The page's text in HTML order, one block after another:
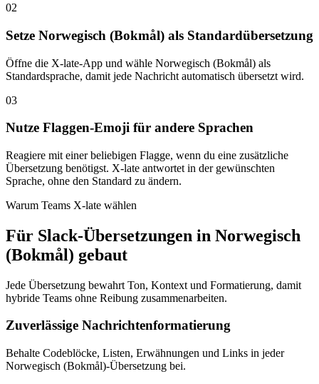
02
Setze Norwegisch (Bokmål) als Standardübersetzung
Öffne die X-late-App und wähle Norwegisch (Bokmål) als
Standardsprache, damit jede Nachricht automatisch übersetzt wird.
03
Nutze Flaggen-Emoji für andere Sprachen
Reagiere mit einer beliebigen Flagge, wenn du eine zusätzliche
Übersetzung benötigst. X-late antwortet in der gewünschten
Sprache, ohne den Standard zu ändern.
Warum Teams X-late wählen
Für Slack-Übersetzungen in Norwegisch
(Bokmål) gebaut
Jede Übersetzung bewahrt Ton, Kontext und Formatierung, damit
hybride Teams ohne Reibung zusammenarbeiten.
Zuverlässige Nachrichtenformatierung
Behalte Codeblöcke, Listen, Erwähnungen und Links in jeder
Norwegisch (Bokmål)-Übersetzung bei.